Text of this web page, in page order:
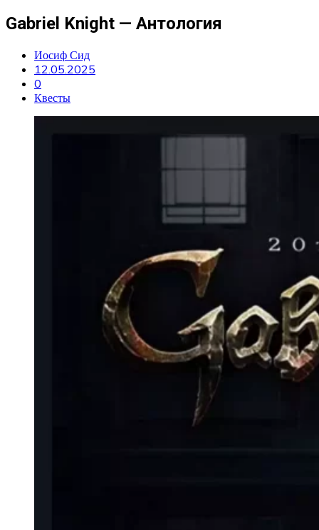
Gabriel Knight — Антология
Иосиф Сид
12.05.2025
0
Квесты